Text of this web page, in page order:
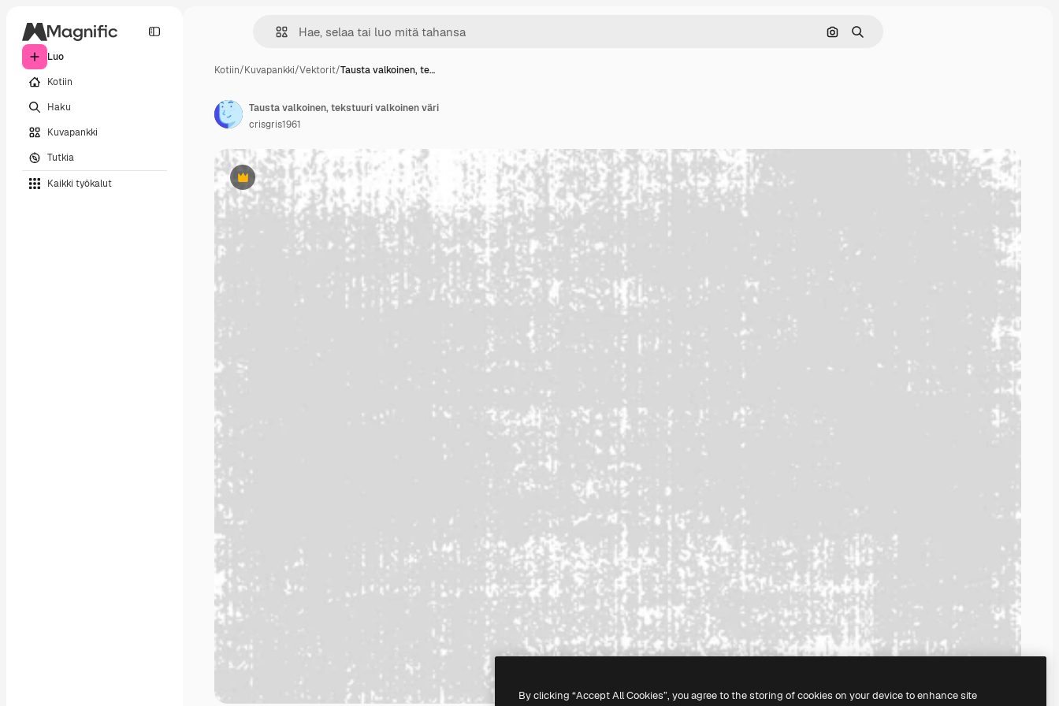
Luo
Kotiin
Haku
Kuvapankki
Tutkia
Kaikki työkalut
Hae kuvan perusteella
Haku
Kotiin/Kuvapankki/Vektorit/Tausta valkoinen, te…
Premium
Tausta valkoinen, tekstuuri valkoinen väri
crisgris1961
By clicking “Accept All Cookies”, you agree to the storing of cookies on your device to enhance site